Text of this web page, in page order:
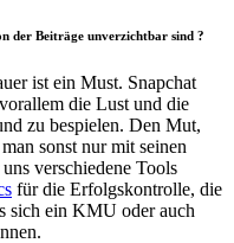
der Beiträge unverzichtbar sind ?
ist ein Must. Snapchat
die Lust und die
zu bespielen. Den Mut,
sonst nur mit seinen
verschiedene Tools
für die Erfolgskontrolle, die
sich ein KMU oder auch